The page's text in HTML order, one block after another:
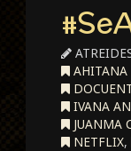
IVANA
JUANMA
NETFLIX,